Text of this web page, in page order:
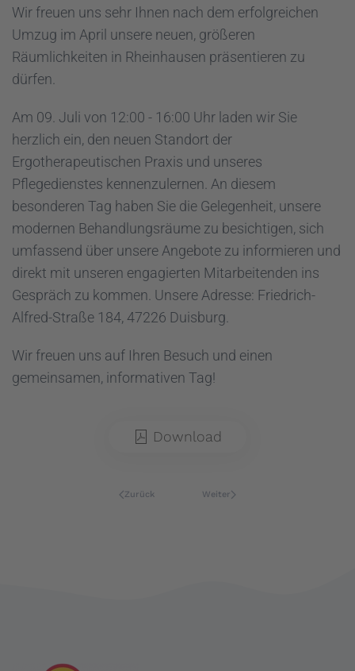
Wir freuen uns sehr Ihnen nach dem erfolgreichen
Umzug im April unsere neuen, größeren
Räumlichkeiten in Rheinhausen präsentieren zu
dürfen.
Am 09. Juli von 12:00 - 16:00 Uhr laden wir Sie
herzlich ein, den neuen Standort der
Ergotherapeutischen Praxis und unseres
Pflegedienstes kennenzulernen. An diesem
besonderen Tag haben Sie die Gelegenheit, unsere
modernen Behandlungsräume zu besichtigen, sich
umfassend über unsere Angebote zu informieren und
direkt mit unseren engagierten Mitarbeitenden ins
Gespräch zu kommen. Unsere Adresse: Friedrich-
Alfred-Straße 184, 47226 Duisburg.
Wir freuen uns auf Ihren Besuch und einen
gemeinsamen, informativen Tag!
Download
Zurück Weiter